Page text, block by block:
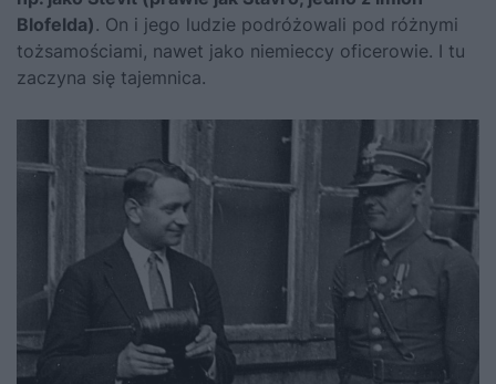
Blofelda). On i jego ludzie podróżowali pod różnymi
tożsamościami, nawet jako niemieccy oficerowie. I tu
zaczyna się tajemnica.